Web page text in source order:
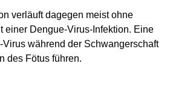
verläuft dagegen meist ohne
einer Dengue-Virus-Infektion. Eine
Virus während der Schwangerschaft
des Fötus führen.